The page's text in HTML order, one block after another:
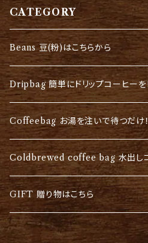
（クリアでスッキ
ッグとは、紅茶
ョン。お湯に浸し
きます。 ※どちら
りますので香りも豊かです。
AKAオリジナルブ
のオリジナルブレ
ギフトです。 （ブレン
afternoon) お家
ススメです！（粉
ます） みなさんの想いがギフトに乗ってお届け
出来ますように・・・ ※ラッピング料込みの
となります。 尚、
る場合もございま
個/コーヒーバッ
ドリップバッグ１
８個入り ♠️ドリ
ッグ６個入り詰め
単に淹れたいという方に） ※ド
は、カップにセッ
で本格的な美味
来ます。（クリア
ヒーバッグとは、
バージョン。お湯
していきます。 ※
豆で作りますので香り
ー豆SHAKAオリジナル
私たちのオリジ
CATEGORY
Beans 豆(粉)はこちらから
Dripbag 簡単にドリップコーヒーを
Coffeebag お湯を注いで待つだけ！
Coldbrewed coffee bag 水出し
GIFT 贈り物はこちら